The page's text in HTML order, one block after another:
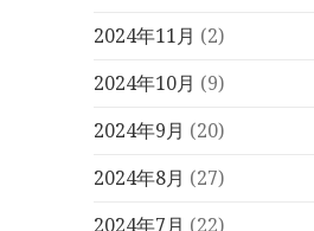
2024年11月 (2)
2024年10月 (9)
2024年9月 (20)
2024年8月 (27)
2024年7月 (22)